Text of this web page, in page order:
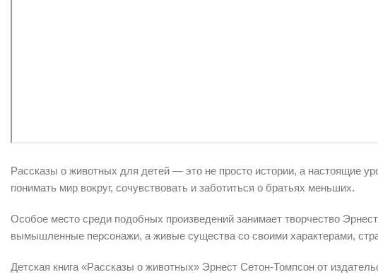
Рассказы о животных для детей — это не просто истории, а настоящие
понимать мир вокруг, сочувствовать и заботиться о братьях меньших.
Особое место среди подобных произведений занимает творчество
вымышленные персонажи, а живые существа со своими характерами,
Детская книга «Рассказы о животных» Эрнест Сетон-Томпсон от